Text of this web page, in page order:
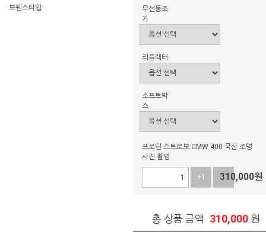
보웬스타입
무선동조
기
리플렉터
소프트박
스
프로딘 스트로보 CMW 400 국산 조명
사진 촬영
+1 -1
310,000원
총 상품 금액 310,000 원